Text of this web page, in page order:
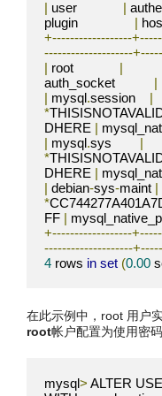
| user |
plugin |
+------------------
--------------------
| root |
auth_socket |
| mysql.session |
*
DHERE |
| mysql.sys |
*
DHERE |
| debian-sys-maint |
*
FF |
+------------------
--------------------
4 rows in set (0.00
在此示例中，root 用户
root帐户配置为使用密
mysql> ALTER